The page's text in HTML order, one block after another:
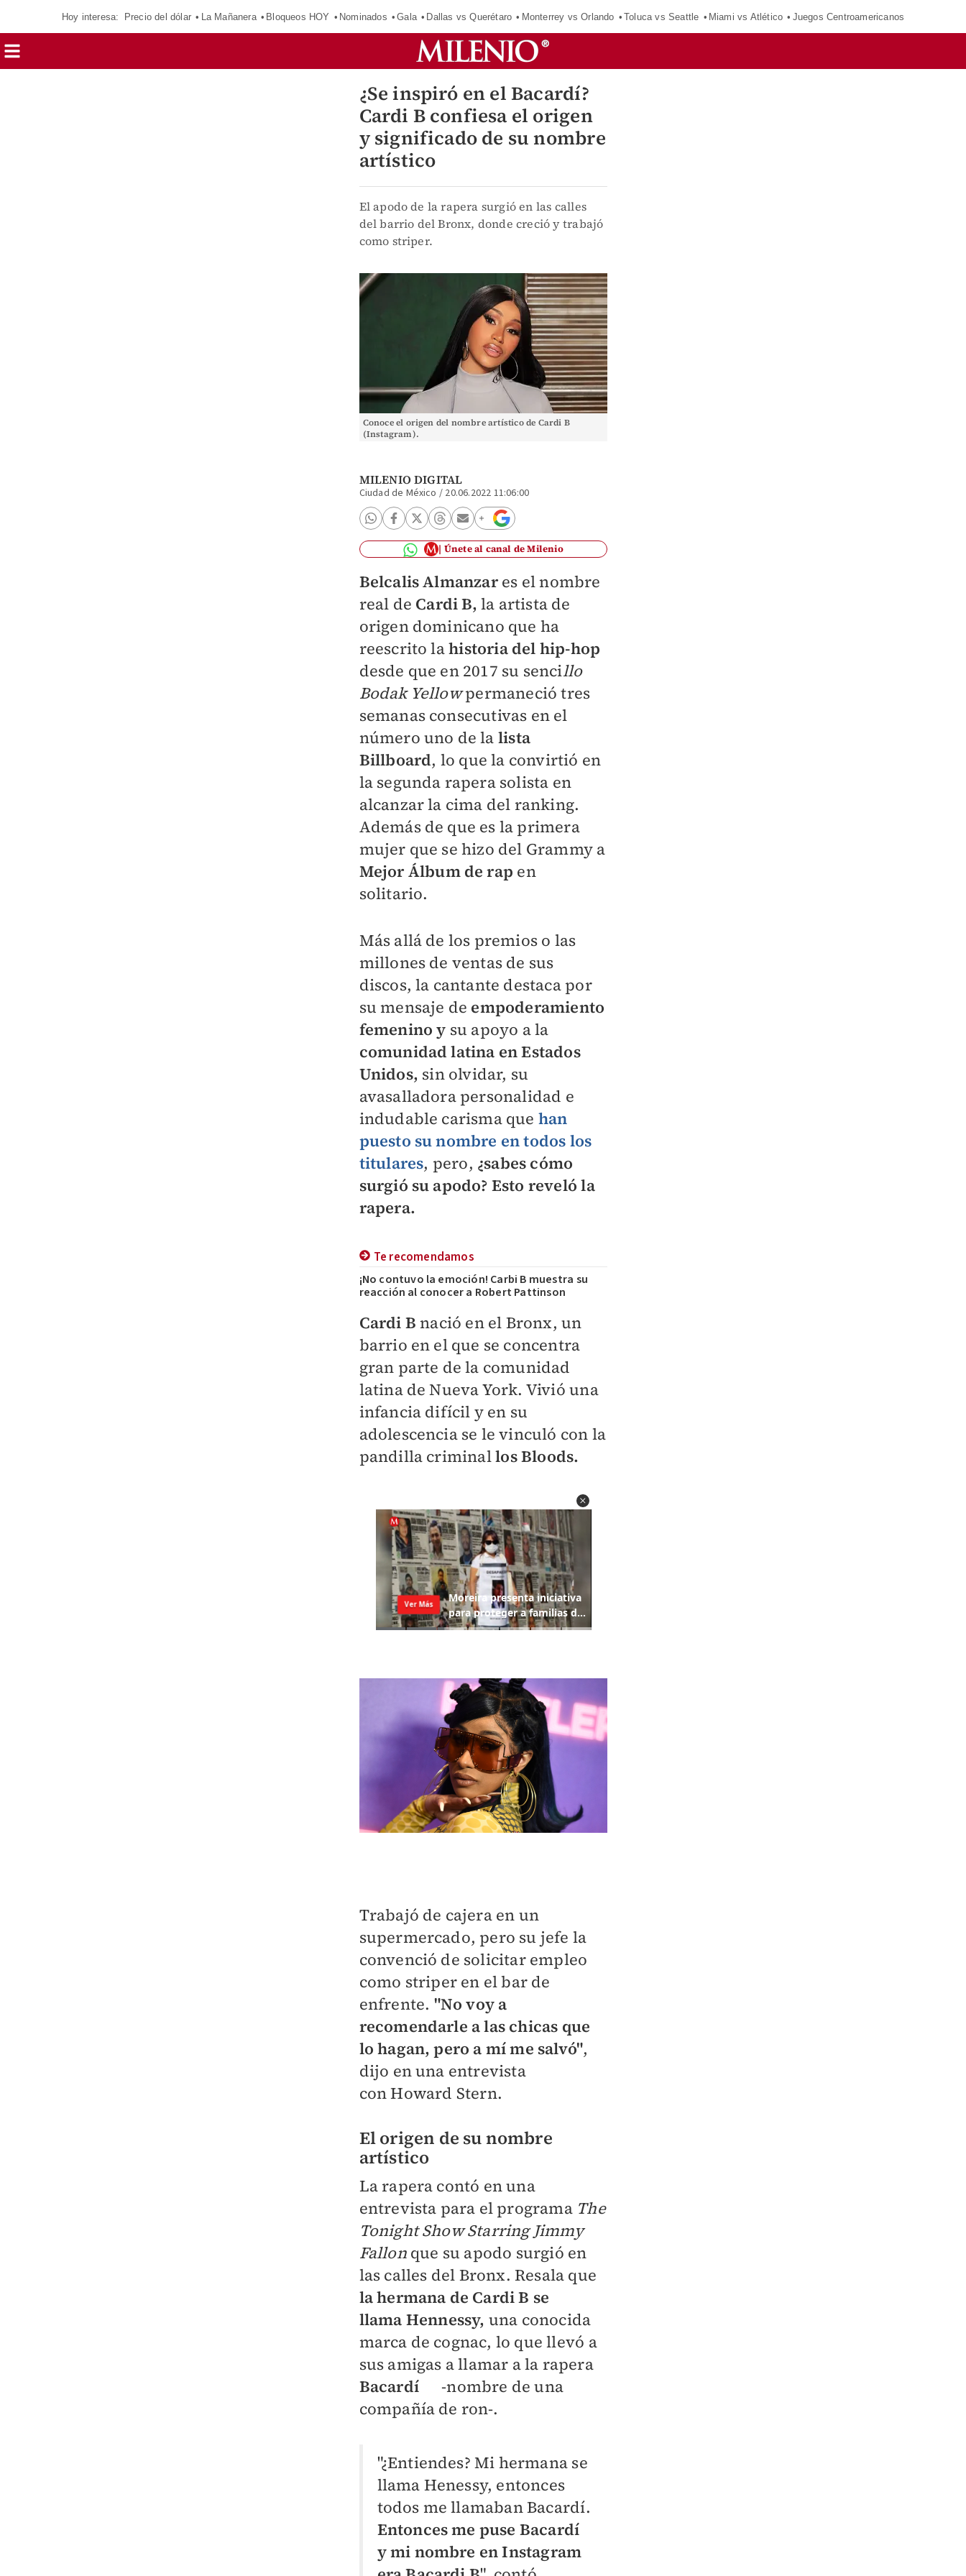
Hoy interesa: Precio del dólar La Mañanera Bloqueos HOY Nominados Gala Dallas vs Querétaro Monterrey vs Orlando Toluca vs Seattle Miami vs Atlético Juegos Centroamericanos
¿Se inspiró en el Bacardí?
Cardi B confiesa el origen
y significado de su nombre
artístico
El apodo de la rapera surgió en las calles
del barrio del Bronx, donde creció y trabajó
como striper.
Conoce el origen del nombre artístico de Cardi B
(Instagram).
MILENIO DIGITAL
Ciudad de México / 20.06.2022 11:06:00
Únete al canal de Milenio
Belcalis Almanzares el nombre
real de Cardi B, la artista de
origen dominicano que ha
reescrito lahistoria del hip-hop
desde que en 2017 su sencillo
Bodak Yellowpermaneció tres
semanas consecutivas en el
número uno de la lista
Billboard, lo que la convirtió en
la segunda rapera solista en
alcanzar la cima del ranking.
Además de que es la primera
mujer que se hizo del Grammy a
Mejor Álbum de rap en
solitario.
Más allá de los premios o las
millones de ventas de sus
discos, la cantante destaca por
su mensaje de empoderamiento
femenino y su apoyo a la
comunidad latina en Estados
Unidos, sin olvidar, su
avasalladora personalidad e
indudable carisma que han
puesto su nombre en todos los
titulares, pero, ¿sabes cómo
surgió su apodo? Esto reveló la
rapera.
Te recomendamos
¡No contuvo la emoción! Carbi B muestra su
reacción al conocer a Robert Pattinson
Cardi B nació en el Bronx, un
barrio en el que se concentra
gran parte de la comunidad
latina de Nueva York. Vivió una
infancia difícil y en su
adolescencia se le vinculó con la
pandilla criminallos Bloods.
Trabajó de cajera en un
supermercado, pero su jefe la
convenció de solicitar empleo
como striperen el bar de
enfrente. "No voy a
recomendarle a las chicas que
lo hagan, pero a mí me salvó",
dijo en una entrevista
conHoward Stern.
El origen de su nombre
artístico
La rapera contó en una
entrevista para el programa The
Tonight Show Starring Jimmy
Fallonque su apodo surgió en
las calles del Bronx. Resala que
la hermana de Cardi B se
llama Hennessy, una conocida
marca de cognac, lo que llevó a
sus amigas a llamar a la rapera
Bacardí
-nombre de una
compañía de ron-.
"¿Entiendes? Mi hermana se
llama Henessy, entonces
todos me llamaban Bacardí.
Entonces me puse Bacardí
y mi nombre en Instagram